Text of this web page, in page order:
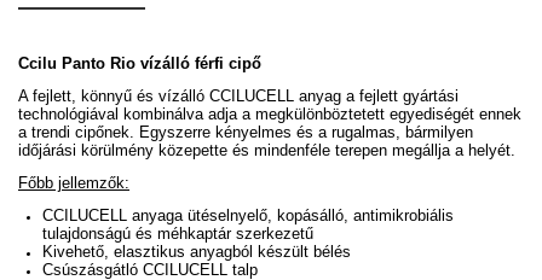
Ccilu Panto Rio vízálló férfi cipő
A fejlett, könnyű és vízálló CCILUCELL anyag a fejlett gyártási
technológiával kombinálva adja a megkülönböztetett egyediségét ennek
a trendi cipőnek. Egyszerre kényelmes és a rugalmas, bármilyen
időjárási körülmény közepette és mindenféle terepen megállja a helyét.
Főbb jellemzők:
CCILUCELL anyaga ütéselnyelő, kopásálló, antimikrobiális
tulajdonságú és méhkaptár szerkezetű
Kivehető, elasztikus anyagból készült bélés
Csúszásgátló CCILUCELL talp